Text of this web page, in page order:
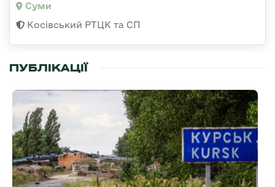
Суми
Косівський РТЦК та СП
ПУБЛІКАЦІЇ